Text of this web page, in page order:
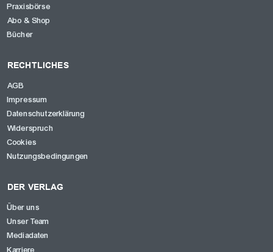
Praxisbörse
Abo & Shop
Bücher
RECHTLICHES
AGB
Impressum
Datenschutzerklärung
Widerspruch
Cookies
Nutzungsbedingungen
DER VERLAG
Über uns
Unser Team
Mediadaten
Karriere